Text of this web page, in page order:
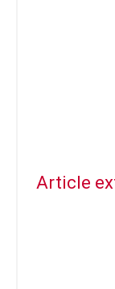
Article